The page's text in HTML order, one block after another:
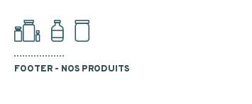
FOOTER - NOS PRODUITS